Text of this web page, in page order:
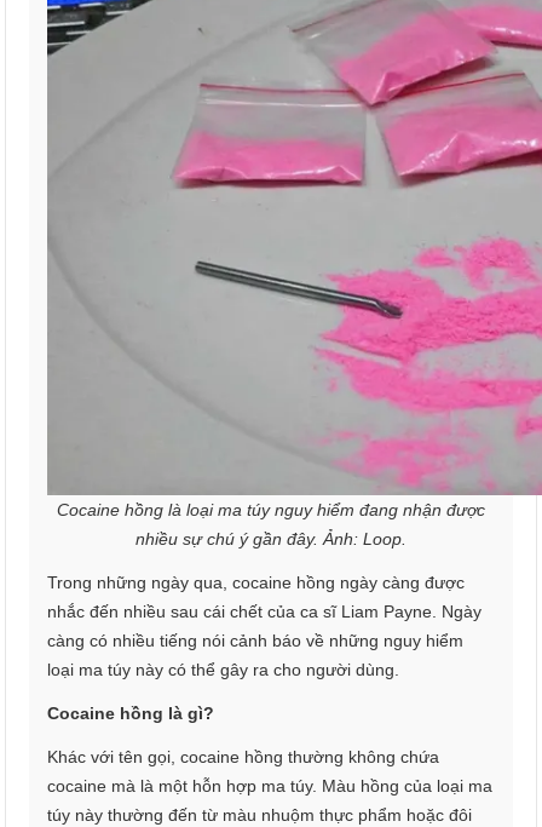
Cocaine hồng là loại ma túy nguy hiểm đang nhận được
nhiều sự chú ý gần đây. Ảnh: Loop.
Trong những ngày qua, cocaine hồng ngày càng được
nhắc đến nhiều sau cái chết của ca sĩ Liam Payne. Ngày
càng có nhiều tiếng nói cảnh báo về những nguy hiểm
loại ma túy này có thể gây ra cho người dùng.
Cocaine hồng là gì?
Khác với tên gọi, cocaine hồng thường không chứa
cocaine mà là một hỗn hợp ma túy. Màu hồng của loại ma
túy này thường đến từ màu nhuộm thực phẩm hoặc đôi